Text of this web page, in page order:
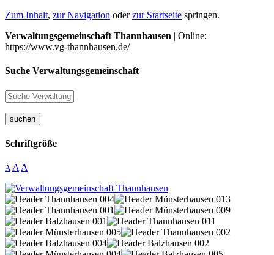
Zum Inhalt, zur Navigation oderzur Startseite springen.
Verwaltungsgemeinschaft Thannhausen | Online:
https://www.vg-thannhausen.de/
Suche Verwaltungsgemeinschaft
suchen
Schriftgröße
A A A